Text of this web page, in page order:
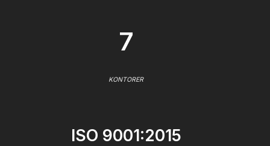
7
KONTORER
ISO 9001:2015